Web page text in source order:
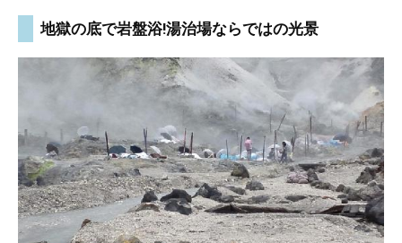
地獄の底で岩盤浴!湯治場ならではの光景